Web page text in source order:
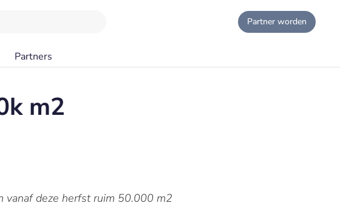
Partner worden
Partners
m2
vanaf deze herfst ruim 50.000 m2